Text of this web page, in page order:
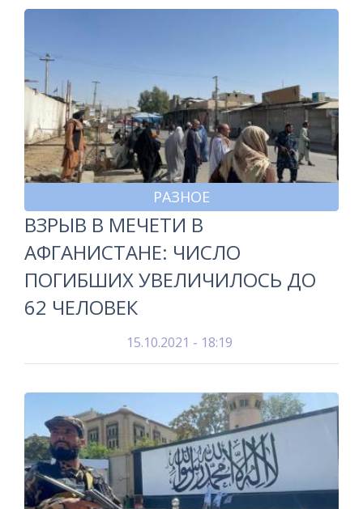
РАЗНОЕ
ВЗРЫВ В МЕЧЕТИ В
АФГАНИСТАНЕ: ЧИСЛО
ПОГИБШИХ УВЕЛИЧИЛОСЬ ДО
62 ЧЕЛОВЕК
15.10.2021 - 18:19